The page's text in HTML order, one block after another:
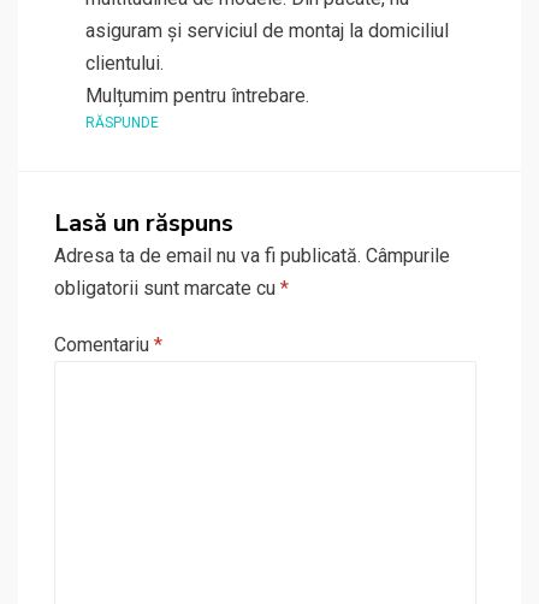
asiguram și serviciul de montaj la domiciliul
clientului.
Mulțumim pentru întrebare.
RĂSPUNDE
Lasă un răspuns
Adresa ta de email nu va fi publicată. Câmpurile
obligatorii sunt marcate cu *
Comentariu *